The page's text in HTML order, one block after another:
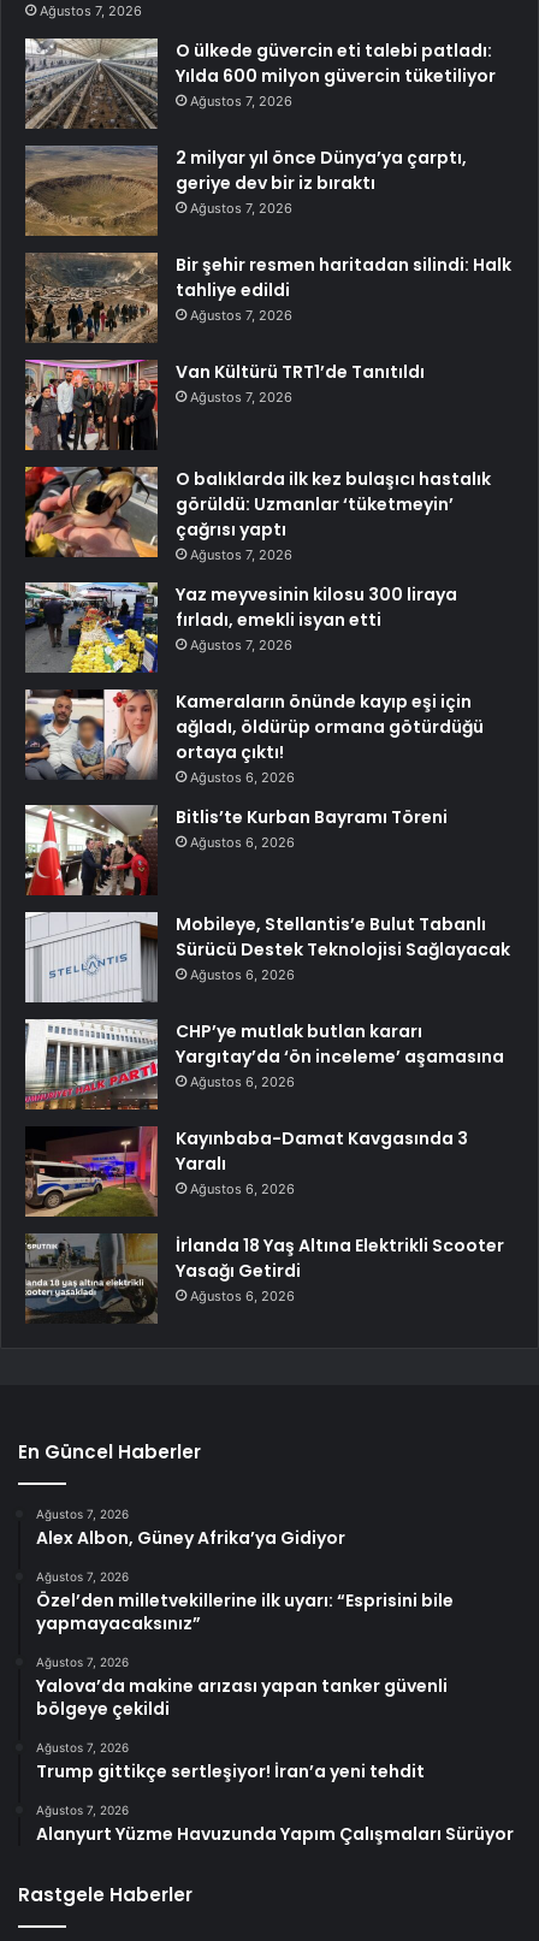
Ağustos 7, 2026
O ülkede güvercin eti talebi patladı:
Yılda 600 milyon güvercin tüketiliyor
Ağustos 7, 2026
2 milyar yıl önce Dünya’ya çarptı,
geriye dev bir iz bıraktı
Ağustos 7, 2026
Bir şehir resmen haritadan silindi: Halk
tahliye edildi
Ağustos 7, 2026
Van Kültürü TRT1’de Tanıtıldı
Ağustos 7, 2026
O balıklarda ilk kez bulaşıcı hastalık
görüldü: Uzmanlar ‘tüketmeyin’
çağrısı yaptı
Ağustos 7, 2026
Yaz meyvesinin kilosu 300 liraya
fırladı, emekli isyan etti
Ağustos 7, 2026
Kameraların önünde kayıp eşi için
ağladı, öldürüp ormana götürdüğü
ortaya çıktı!
Ağustos 6, 2026
Bitlis’te Kurban Bayramı Töreni
Ağustos 6, 2026
Mobileye, Stellantis’e Bulut Tabanlı
Sürücü Destek Teknolojisi Sağlayacak
Ağustos 6, 2026
CHP’ye mutlak butlan kararı
Yargıtay’da ‘ön inceleme’ aşamasına
Ağustos 6, 2026
Kayınbaba-Damat Kavgasında 3
Yaralı
Ağustos 6, 2026
İrlanda 18 Yaş Altına Elektrikli Scooter
Yasağı Getirdi
Ağustos 6, 2026
En Güncel Haberler
Ağustos 7, 2026
Alex Albon, Güney Afrika’ya Gidiyor
Ağustos 7, 2026
Özel’den milletvekillerine ilk uyarı: “Esprisini bile
yapmayacaksınız”
Ağustos 7, 2026
Yalova’da makine arızası yapan tanker güvenli
bölgeye çekildi
Ağustos 7, 2026
Trump gittikçe sertleşiyor! İran’a yeni tehdit
Ağustos 7, 2026
Alanyurt Yüzme Havuzunda Yapım Çalışmaları Sürüyor
Rastgele Haberler